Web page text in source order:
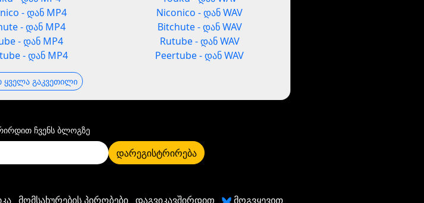
- დან MP4
- დან MP4
- დან MP4
- დან MP4
Niconico - დან WAV
Bitchute - დან WAV
Rutube - დან WAV
Peertube - დან WAV
ყველა გაკვეთილი
ჩვენს ბლოგზე
დარეგისტრირება
მომსახურების პირობები დაგვიკავშირდით მოგვყევით